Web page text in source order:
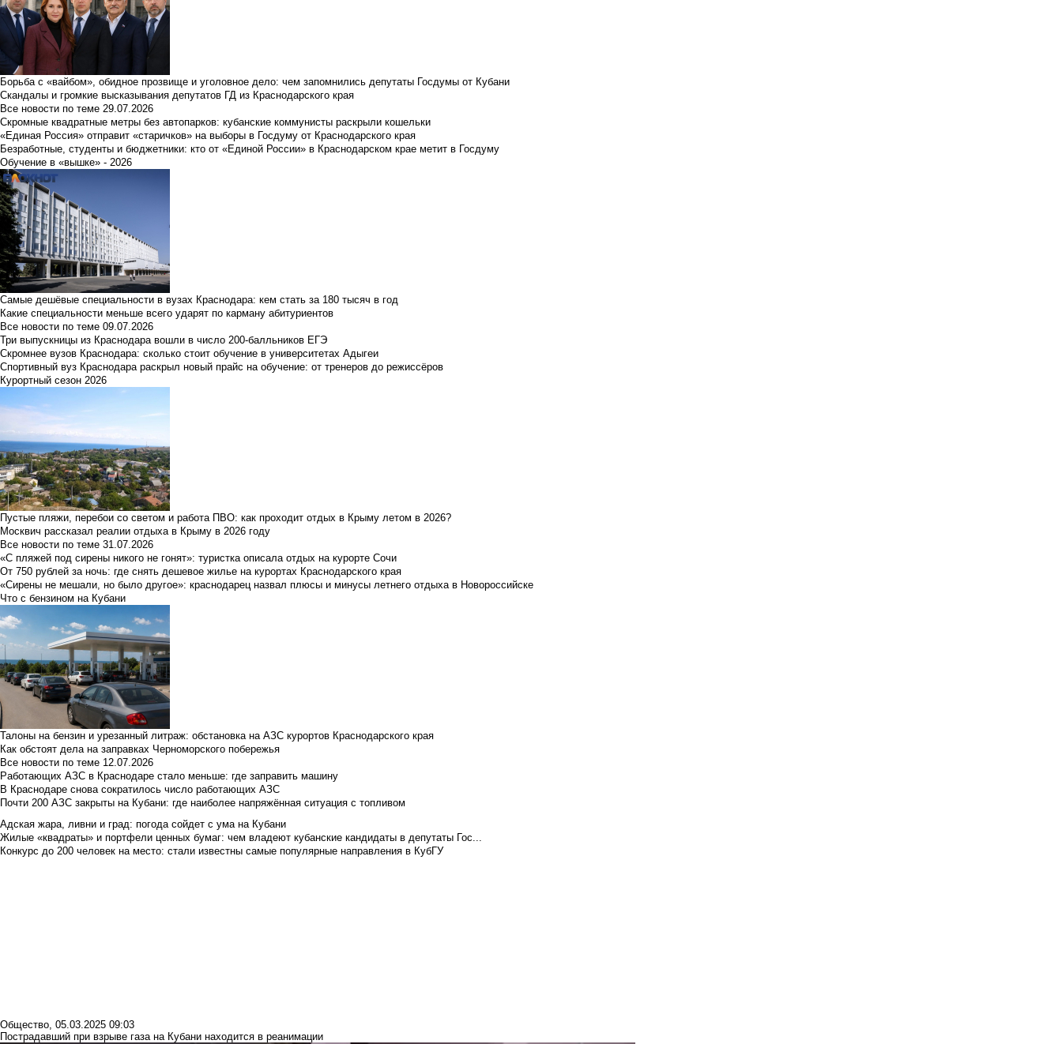
Борьба с «вайбом», обидное прозвище и уголовное дело: чем запомнились депутаты Госдумы от Кубани
Скандалы и громкие высказывания депутатов ГД из Краснодарского края
Все новости по теме 29.07.2026
Скромные квадратные метры без автопарков: кубанские коммунисты раскрыли кошельки
«Единая Россия» отправит «старичков» на выборы в Госдуму от Краснодарского края
Безработные, студенты и бюджетники: кто от «Единой России» в Краснодарском крае метит в Госдуму
Обучение в «вышке» - 2026
Самые дешёвые специальности в вузах Краснодара: кем стать за 180 тысяч в год
Какие специальности меньше всего ударят по карману абитуриентов
Все новости по теме 09.07.2026
Три выпускницы из Краснодара вошли в число 200-балльников ЕГЭ
Скромнее вузов Краснодара: сколько стоит обучение в университетах Адыгеи
Спортивный вуз Краснодара раскрыл новый прайс на обучение: от тренеров до режиссёров
Курортный сезон 2026
Пустые пляжи, перебои со светом и работа ПВО: как проходит отдых в Крыму летом в 2026?
Москвич рассказал реалии отдыха в Крыму в 2026 году
Все новости по теме 31.07.2026
«С пляжей под сирены никого не гонят»: туристка описала отдых на курорте Сочи
От 750 рублей за ночь: где снять дешевое жилье на курортах Краснодарского края
«Сирены не мешали, но было другое»: краснодарец назвал плюсы и минусы летнего отдыха в Новороссийске
Что с бензином на Кубани
Талоны на бензин и урезанный литраж: обстановка на АЗС курортов Краснодарского края
Как обстоят дела на заправках Черноморского побережья
Все новости по теме 12.07.2026
Работающих АЗС в Краснодаре стало меньше: где заправить машину
В Краснодаре снова сократилось число работающих АЗС
Почти 200 АЗС закрыты на Кубани: где наиболее напряжённая ситуация с топливом
Адская жара, ливни и град: погода сойдет с ума на Кубани
Жилые «квадраты» и портфели ценных бумаг: чем владеют кубанские кандидаты в депутаты Гос...
Конкурс до 200 человек на место: стали известны самые популярные направления в КубГУ
Общество, 05.03.2025 09:03
Пострадавший при взрыве газа на Кубани находится в реанимации